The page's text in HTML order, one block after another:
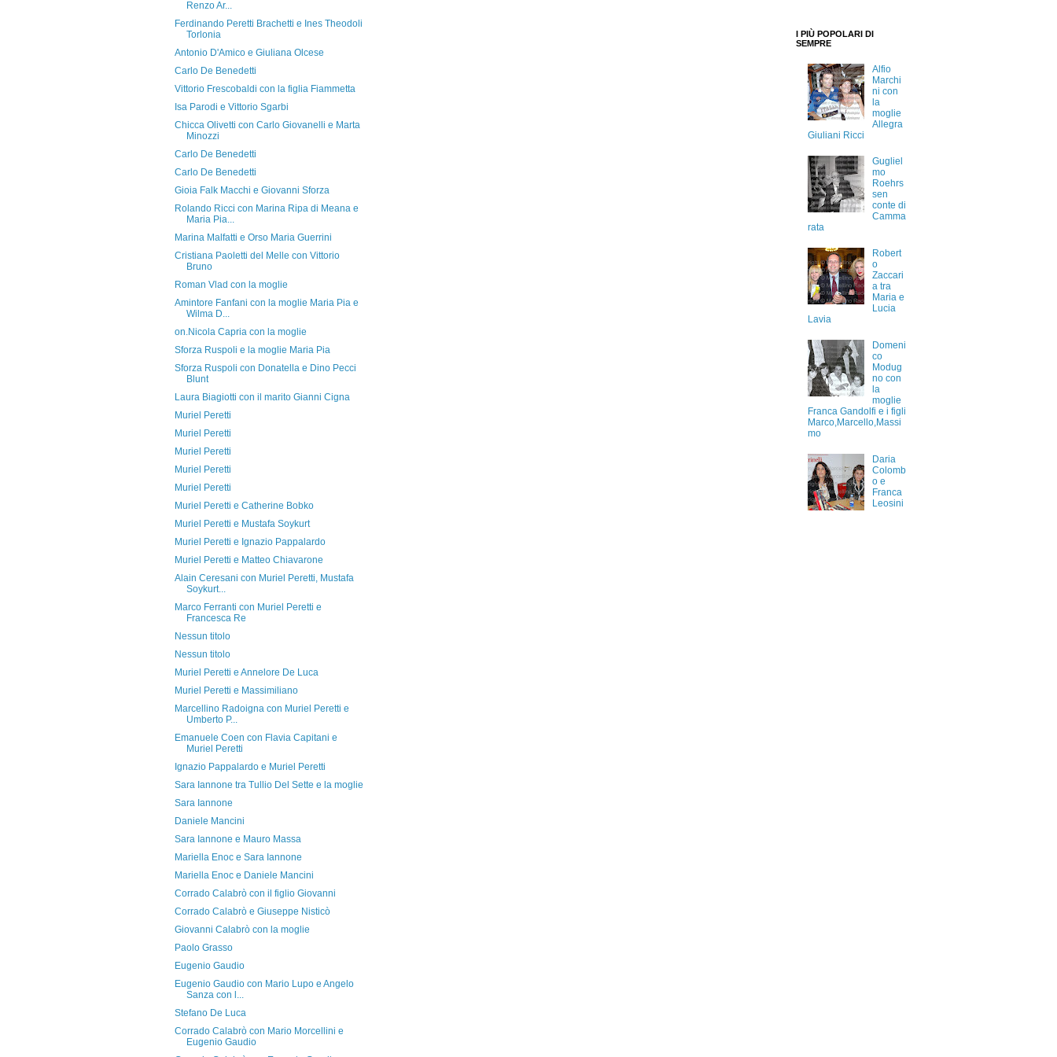
Renzo Ar...
Ferdinando Peretti Brachetti e Ines Theodoli
Torlonia
Antonio D'Amico e Giuliana Olcese
Carlo De Benedetti
Vittorio Frescobaldi con la figlia Fiammetta
Isa Parodi e Vittorio Sgarbi
Chicca Olivetti con Carlo Giovanelli e Marta
Minozzi
Carlo De Benedetti
Carlo De Benedetti
Gioia Falk Macchi e Giovanni Sforza
Rolando Ricci con Marina Ripa di Meana e
Maria Pia...
Marina Malfatti e Orso Maria Guerrini
Cristiana Paoletti del Melle con Vittorio
Bruno
Roman Vlad con la moglie
Amintore Fanfani con la moglie Maria Pia e
Wilma D...
on.Nicola Capria con la moglie
Sforza Ruspoli e la moglie Maria Pia
Sforza Ruspoli con Donatella e Dino Pecci
Blunt
Laura Biagiotti con il marito Gianni Cigna
Muriel Peretti
Muriel Peretti
Muriel Peretti
Muriel Peretti
Muriel Peretti
Muriel Peretti e Catherine Bobko
Muriel Peretti e Mustafa Soykurt
Muriel Peretti e Ignazio Pappalardo
Muriel Peretti e Matteo Chiavarone
Alain Ceresani con Muriel Peretti, Mustafa
Soykurt...
Marco Ferranti con Muriel Peretti e
Francesca Re
Nessun titolo
Nessun titolo
Muriel Peretti e Annelore De Luca
Muriel Peretti e Massimiliano
Marcellino Radoigna con Muriel Peretti e
Umberto P...
Emanuele Coen con Flavia Capitani e
Muriel Peretti
Ignazio Pappalardo e Muriel Peretti
Sara Iannone tra Tullio Del Sette e la moglie
Sara Iannone
Daniele Mancini
Sara Iannone e Mauro Massa
Mariella Enoc e Sara Iannone
Mariella Enoc e Daniele Mancini
Corrado Calabrò con il figlio Giovanni
Corrado Calabrò e Giuseppe Nisticò
Giovanni Calabrò con la moglie
Paolo Grasso
Eugenio Gaudio
Eugenio Gaudio con Mario Lupo e Angelo
Sanza con l...
Stefano De Luca
Corrado Calabrò con Mario Morcellini e
Eugenio Gaudio
I PIÙ POPOLARI DI
SEMPRE
Alfio
Marchi
ni con
la
moglie
Allegra
Giuliani Ricci
Gugliel
mo
Roehrs
sen
conte di
Camma
rata
Robert
o
Zaccari
a tra
Maria e
Lucia
Lavia
Domeni
co
Modug
no con
la
moglie
Franca Gandolfi e i figli
Marco,Marcello,Massi
mo
Daria
Colomb
o e
Franca
Leosini